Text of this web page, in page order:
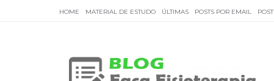
HOME MATERIAL DE ESTUDO ÚLTIMAS POSTS POR EMAIL